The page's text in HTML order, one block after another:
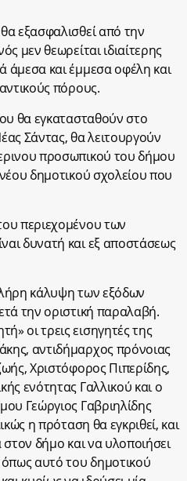
εξασφαλισθεί από την
μεν θεωρείται ιδιαίτερης
άμεσα και έμμεσα οφέλη και
πόρους.
θα εγκατασταθούν στο
Σάντας, θα λειτουργούν
προσωπικού του δήμου
δημοτικού σχολείου που
περιεχομένου των
δυνατή και εξ αποστάσεως
κάλυψη των εξόδων
την οριστική παραλαβή.
οι τρεις εισηγητές της
αντιδήμαρχος πρόνοιας
Χριστόφορος Πιπερίδης,
ενότητας Γαλλικού και ο
Γεώργιος Γαβριηλίδης
η πρόταση θα εγκριθεί, και
δήμο και να υλοποιήσει
αυτό του δημοτικού